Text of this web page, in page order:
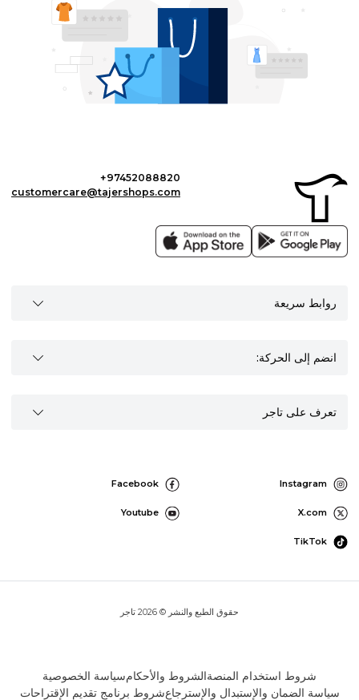
+97452088820
customercare@tajershops.com
روابط سريعة
انضم إلى الحركة:
تعرف على تاجر
Instagram
Facebook
X.com
Youtube
TikTok
حقوق الطبع والنشر © 2026 تاجر
شروط استخدام المنصةالشروط والأحكامسياسة الخصوصية
سياسة الضمان والإستبدال والإسترجاعشروط برنامج تقديم الإقتراحات